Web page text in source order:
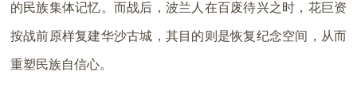
的民族集体记忆。而战后，波兰人在百废待兴之时，花巨资
按战前原样复建华沙古城，其目的则是恢复纪念空间，从而
重塑民族自信心。